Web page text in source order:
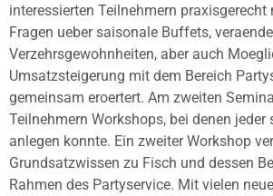
interessierten Teilnehmern praxisgerecht
Fragen ueber saisonale Buffets,
Verzehrsgewohnheiten, aber auch
Umsatzsteigerung mit dem Bereich
gemeinsam eroertert. Am zweiten
Teilnehmern Workshops, bei denen jeder
anlegen konnte. Ein zweiter Workshop
Grundsatzwissen zu Fisch und dessen
Rahmen des Partyservice. Mit vielen